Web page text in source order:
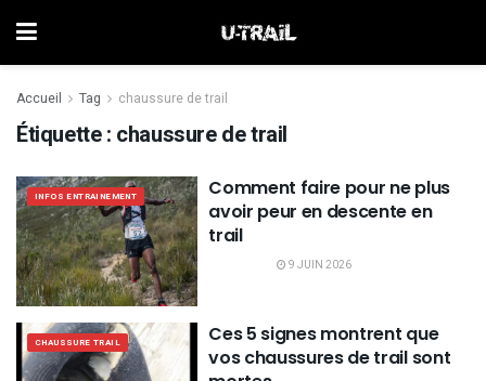
Accueil Tag chaussure de trail
Étiquette : chaussure de trail
INFOS ENTRAINEMENT
Comment faire pour ne plus
avoir peur en descente en
trail
9 JUIN 2026
CHAUSSURE TRAIL
Ces 5 signes montrent que
vos chaussures de trail sont